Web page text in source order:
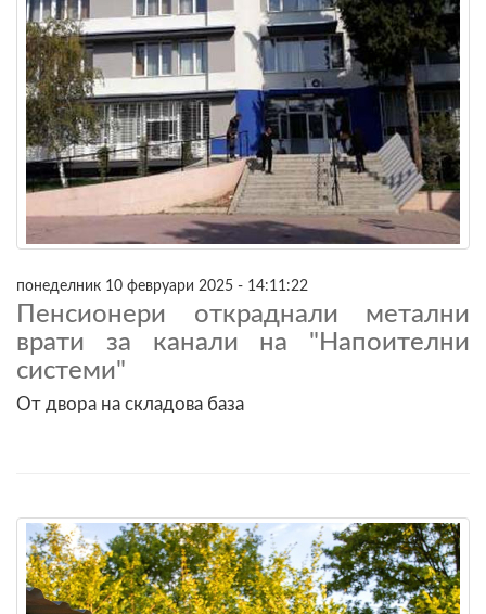
понеделник 10 февруари 2025 - 14:11:22
Пенсионери откраднали метални
врати за канали на "Напоителни
системи"
От двора на складова база